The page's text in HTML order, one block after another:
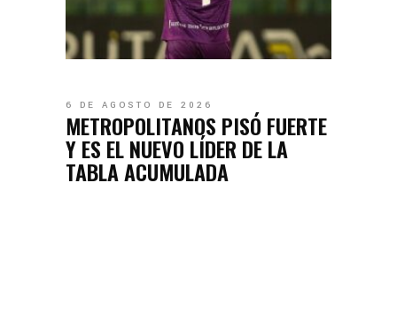
6 DE AGOSTO DE 2026
METROPOLITANOS PISÓ FUERTE
Y ES EL NUEVO LÍDER DE LA
TABLA ACUMULADA